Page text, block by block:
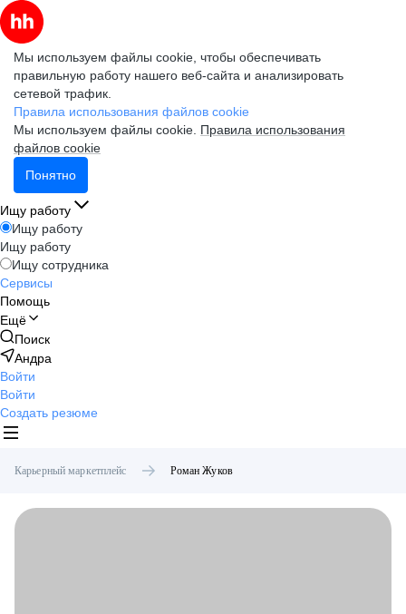
Мы используем файлы cookie, чтобы обеспечивать
правильную работу нашего веб-сайта и анализировать
сетевой трафик.
Правила использования файлов cookie
Мы используем файлы cookie. Правила использования
файлов cookie
Понятно
Ищу работу
Ищу работу
Ищу работу
Ищу сотрудника
Сервисы
Помощь
Ещё
Поиск
Андра
Войти
Войти
Создать резюме
Карьерный маркетплейс Роман Жуков